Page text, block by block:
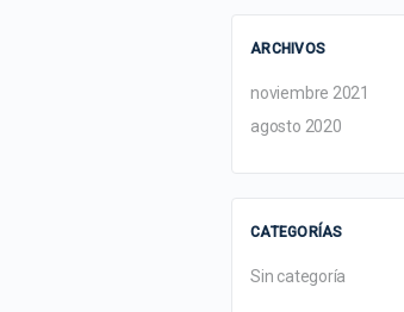
ARCHIVOS
noviembre 2021
agosto 2020
CATEGORÍAS
Sin categoría